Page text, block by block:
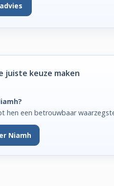
juiste keuze maken
hen een betrouwbaar
Niamh